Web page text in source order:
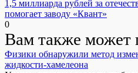
1,5 миллиарда рублей за
помогает заводу «Квант»
0
Вам также может
Физики обнаружили метод
жидкости-хамелеона